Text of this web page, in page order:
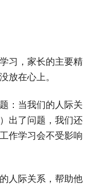
习，家长的主要精
放在心上。
：当我们的人际关
出了问题，我们还
作学习会不受影响
人际关系，帮助他